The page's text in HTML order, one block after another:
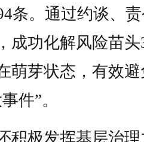
条。通过约谈、
成功化解风险苗头
萌芽状态，有效避
件”。
极发挥基层治理